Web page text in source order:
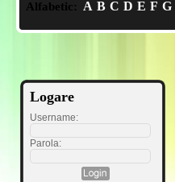
Alfabetic: A B C D E F G
Logare
Username:
Parola: